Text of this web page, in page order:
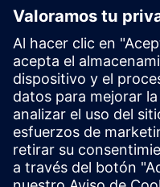
Follow
Prensa | Empresa | Siemens
© Siemens 1996 – 2026